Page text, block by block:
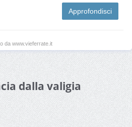
Approfondisci
da www.vieferrate.it
dalla valigia